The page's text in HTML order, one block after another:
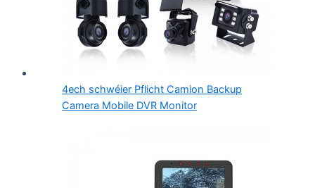
4ech schwéier Pflicht Camion Backup
Camera Mobile DVR Monitor